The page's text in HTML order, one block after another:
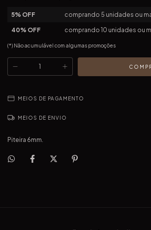
5% OFF comprando 5 unidades ou
40% OFF comprando 10 unidades ou
(*) Não acumulável com algumas promoções
MEIOS DE PAGAMENTO
MEIOS DE ENVIO
Piteira 6mm.